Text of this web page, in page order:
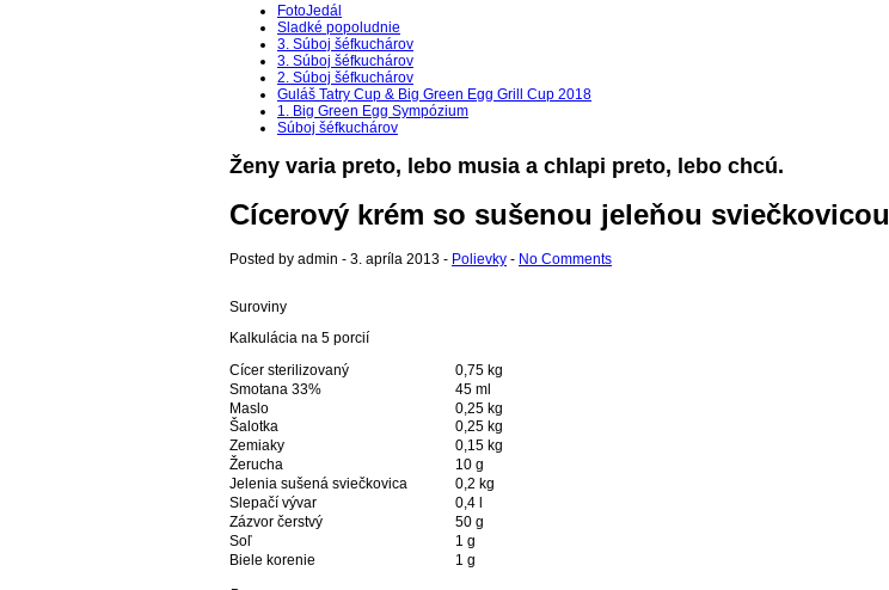
FotoJedál
Sladké popoludnie
3. Súboj šéfkuchárov
3. Súboj šéfkuchárov
2. Súboj šéfkuchárov
Guláš Tatry Cup & Big Green Egg Grill Cup 2018
1. Big Green Egg Sympózium
Súboj šéfkuchárov
Ženy varia preto, lebo musia a chlapi preto, lebo chcú.
Cícerový krém so sušenou jeleňou sviečkovicou
Posted by admin - 3. apríla 2013 - Polievky - No Comments
Suroviny
Kalkulácia na 5 porcií
Cícer sterilizovaný
0,75 kg
Smotana 33%
45 ml
Maslo
0,25 kg
Šalotka
0,25 kg
Zemiaky
0,15 kg
Žerucha
10 g
Jelenia sušená sviečkovica
0,2 kg
Slepačí vývar
0,4 l
Zázvor čerstvý
50 g
Soľ
1 g
Biele korenie
1 g